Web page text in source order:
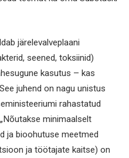
järelevalveplaani
seened, toksiinid)
kasutus – kas
juhend on nagu unistus
rahastatud
minimaalselt
ja bioohutuse meetmed
ja töötajate kaitse) on